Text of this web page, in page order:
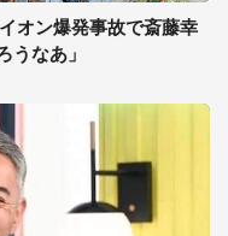
オン爆発事故で斎藤幸
うなあ」